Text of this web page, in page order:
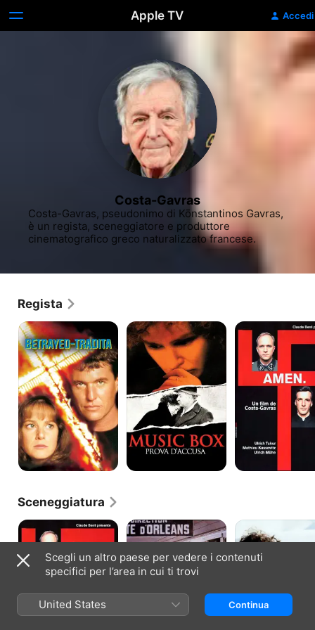
Apple TV Accedi
Costa-Gavras
Costa-Gavras, pseudonimo di Kōnstantinos Gavras,
è un regista, sceneggiatore e produttore
cinematografico greco naturalizzato francese.
Regista
Betrayed-
tradita
Music
Box:
Prova
d'accusa
Amen.
Sceneggiatura
Amen.
L'affare
della
speciale
Verso
l'Eden
Scegli un altro paese per vedere i contenuti
specifici per l’area in cui ti trovi
United States Continua